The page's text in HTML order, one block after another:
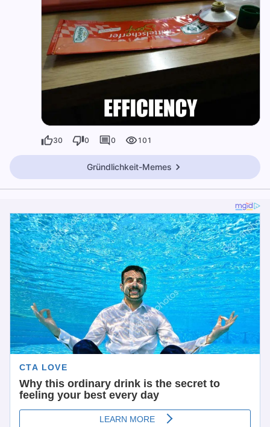
30 0 0 101
Gründlichkeit-Memes